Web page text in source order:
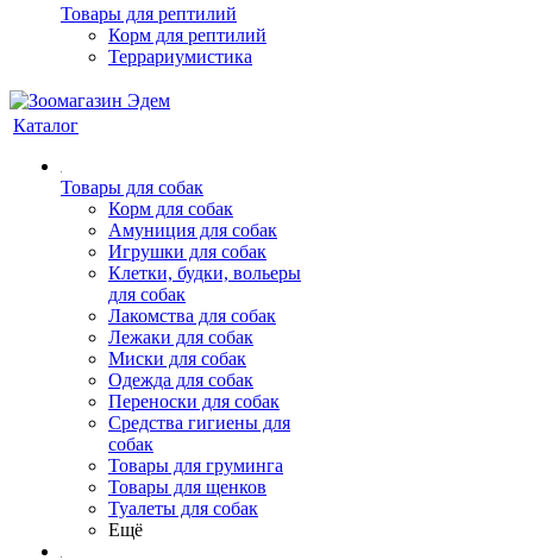
Товары для рептилий
Корм для рептилий
Террариумистика
Каталог
Товары для собак
Корм для собак
Амуниция для собак
Игрушки для собак
Клетки, будки, вольеры
для собак
Лакомства для собак
Лежаки для собак
Миски для собак
Одежда для собак
Переноски для собак
Средства гигиены для
собак
Товары для груминга
Товары для щенков
Туалеты для собак
Ещё